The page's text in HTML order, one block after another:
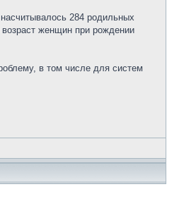
284 родильных
женщин при рождении
в том числе для систем